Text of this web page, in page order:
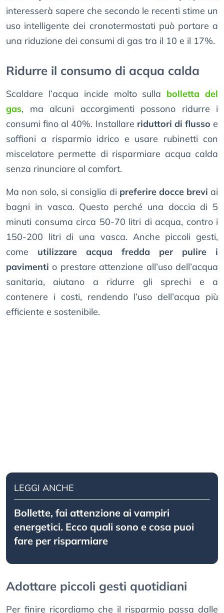
interesserà sapere che secondo le recenti stime un
uso intelligente dei cronotermostati può portare a
una riduzione dei consumi di gas tra il 10 e il 17%.
Ridurre il consumo di acqua calda
Scaldare l’acqua incide molto sulla bolletta del
gas, ma alcuni accorgimenti possono ridurre i
consumi fino al 40%. Installare riduttori di flusso e
soffioni a risparmio idrico e usare rubinetti con
miscelatore permette di risparmiare acqua calda
senza rinunciare al comfort.
Ma non solo, si consiglia di preferire docce brevi ai
bagni in vasca. Questo perché una doccia di 5
minuti consuma circa 50-70 litri di acqua, contro i
150-200 litri di una vasca. Anche piccoli gesti,
come utilizzare acqua fredda per pulire i
pavimenti o prestare attenzione all’uso dell’acqua
sanitaria, aiutano a ridurre gli sprechi e a
contenere i costi, rendendo l’uso dell’acqua più
efficiente e sostenibile.
LEGGI ANCHE
Bollette, fai attenzione ai vampiri
energetici. Ecco quali sono e cosa puoi
fare per risparmiare
Adottare piccoli gesti quotidiani
Per finire ricordiamo che il risparmio passa dalle